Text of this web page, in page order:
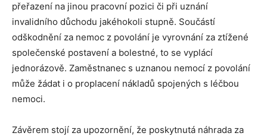
přeřazení na jinou pracovní pozici či při uznání
invalidního důchodu jakéhokoli stupně. Součástí
odškodnění za nemoc z povolání je vyrovnání za ztížené
společenské postavení a bolestné, to se vyplácí
jednorázově. Zaměstnanec s uznanou nemocí z povolání
může žádat i o proplacení nákladů spojených s léčbou
nemoci.
Závěrem stojí za upozornění, že poskytnutá náhrada za